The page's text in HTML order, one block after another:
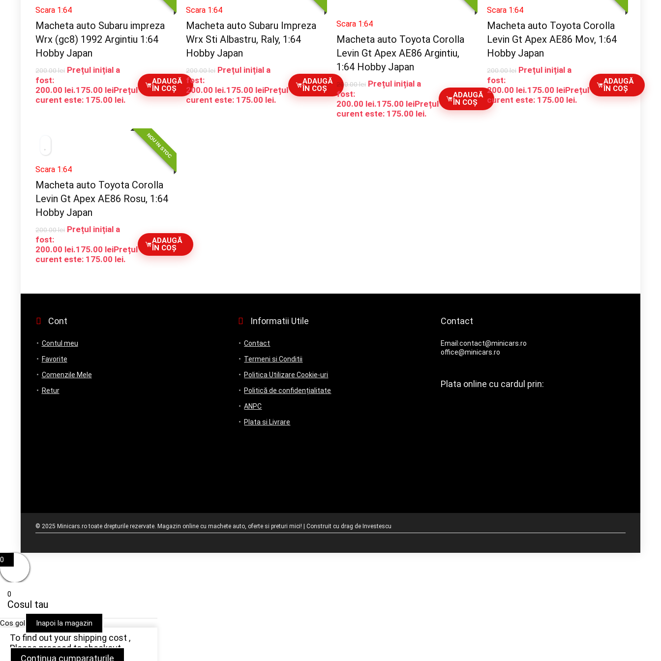
Scara 1:64
Macheta auto Subaru impreza
Wrx (gc8) 1992 Argintiu 1:64
Hobby Japan
200.00lei Prețul inițial a
fost:
200.00 lei.175.00 leiPrețul
curent este: 175.00 lei.
ADAUGĂ
ÎN COȘ
Scara 1:64
Macheta auto Subaru Impreza
Wrx Sti Albastru, Raly, 1:64
Hobby Japan
200.00lei Prețul inițial a
fost:
200.00 lei.175.00 leiPrețul
curent este: 175.00 lei.
ADAUGĂ
ÎN COȘ
Scara 1:64
Macheta auto Toyota Corolla
Levin Gt Apex AE86 Argintiu,
1:64 Hobby Japan
200.00lei Prețul inițial a
fost:
200.00 lei.175.00 leiPrețul
curent este: 175.00 lei.
ADAUGĂ
ÎN COȘ
Scara 1:64
Macheta auto Toyota Corolla
Levin Gt Apex AE86 Mov, 1:64
Hobby Japan
200.00lei Prețul inițial a
fost:
200.00 lei.175.00 leiPrețul
curent este: 175.00 lei.
ADAUGĂ
ÎN COȘ
NOU IN STOC
Scara 1:64
Macheta auto Toyota Corolla
Levin Gt Apex AE86 Rosu, 1:64
Hobby Japan
200.00lei Prețul inițial a
fost:
200.00 lei.175.00 leiPrețul
curent este: 175.00 lei.
ADAUGĂ
ÎN COȘ
Cont
Contul meu
Favorite
Comenzile Mele
Retur
Informatii Utile
Contact
Termeni si Conditii
Politica Utilizare Cookie-uri
Politică de confidențialitate
ANPC
Plata si Livrare
Contact
Email:contact@minicars.ro
office@minicars.ro
Plata online cu cardul prin:
© 2025 Minicars.ro toate drepturile rezervate. Magazin online cu machete auto, oferte si preturi mici! | Construit cu drag de Investescu
0
0
Cosul tau
Cos gol Inapoi la magazin
To find out your shipping cost ,
Please proceed to checkout.
Continua cumparaturile